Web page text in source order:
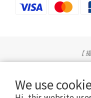
We use
【
何理由詢問
若有任何問題